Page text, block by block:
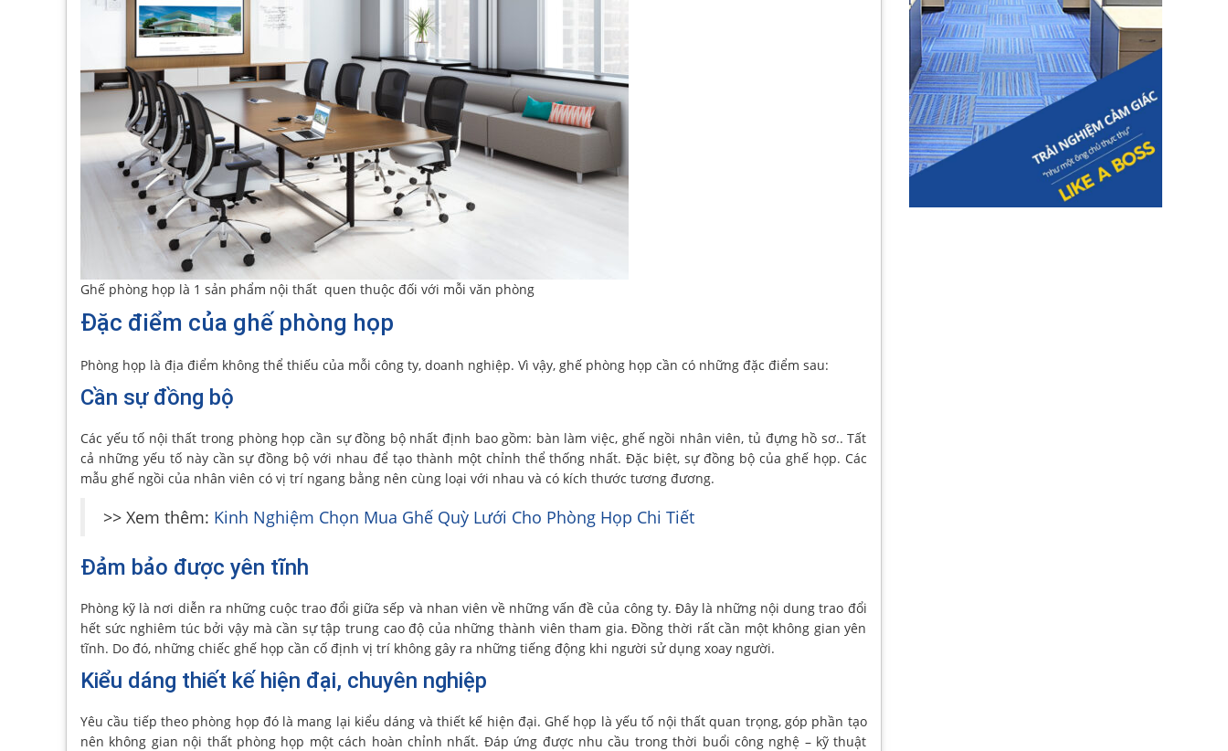
Ghế phòng họp là 1 sản phẩm nội thất quen thuộc đối với mỗi văn phòng
Đặc điểm của ghế phòng họp
Phòng họp là địa điểm không thể thiếu của mỗi công ty, doanh nghiệp. Vì vậy, ghế phòng họp cần có những đặc điểm sau:
Cần sự đồng bộ
Các yếu tố nội thất trong phòng họp cần sự đồng bộ nhất định bao gồm: bàn làm việc, ghế ngồi nhân viên, tủ đựng hồ sơ.. Tất
cả những yếu tố này cần sự đồng bộ với nhau để tạo thành một chỉnh thể thống nhất. Đặc biệt, sự đồng bộ của ghế họp. Các
mẫu ghế ngồi của nhân viên có vị trí ngang bằng nên cùng loại với nhau và có kích thước tương đương.
>> Xem thêm: Kinh Nghiệm Chọn Mua Ghế Quỳ Lưới Cho Phòng Họp Chi Tiết
Đảm bảo được yên tĩnh
Phòng kỹ là nơi diễn ra những cuộc trao đổi giữa sếp và nhan viên về những vấn đề của công ty. Đây là những nội dung trao đổi
hết sức nghiêm túc bởi vậy mà cần sự tập trung cao độ của những thành viên tham gia. Đồng thời rất cần một không gian yên
tĩnh. Do đó, những chiếc ghế họp cần cố định vị trí không gây ra những tiếng động khi người sử dụng xoay người.
Kiểu dáng thiết kế hiện đại, chuyên nghiệp
Yêu cầu tiếp theo phòng họp đó là mang lại kiểu dáng và thiết kế hiện đại. Ghế họp là yếu tố nội thất quan trọng, góp phần tạo
nên không gian nội thất phòng họp một cách hoàn chỉnh nhất. Đáp ứng được nhu cầu trong thời buổi công nghệ – kỹ thuật